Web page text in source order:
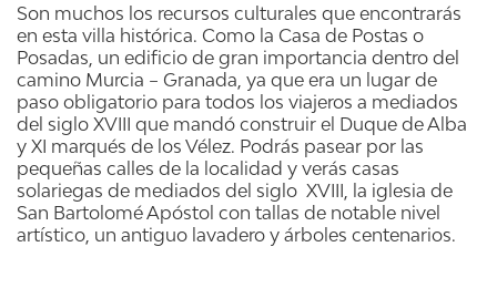
Son muchos los recursos culturales que encontrarás
en esta villa histórica. Como la Casa de Postas o
Posadas, un edificio de gran importancia dentro del
camino Murcia – Granada, ya que era un lugar de
paso obligatorio para todos los viajeros a mediados
del siglo XVIII que mandó construir el Duque de Alba
y XI marqués de los Vélez. Podrás pasear por las
pequeñas calles de la localidad y verás casas
solariegas de mediados del siglo XVIII, la iglesia de
San Bartolomé Apóstol con tallas de notable nivel
artístico, un antiguo lavadero y árboles centenarios.